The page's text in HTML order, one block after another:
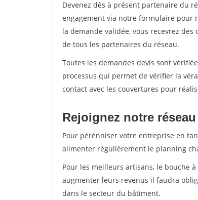
Devenez dès à présent partenaire du
engagement via notre formulaire pour
la demande validée, vous recevrez
de tous les partenaires du réseau.
Toutes les demandes devis sont
processus qui permet de vérifier la
contact avec les couvertures pour
Rejoignez notre
Pour pérénniser votre entreprise en
alimenter régulièrement le planning
Pour les meilleurs artisans, le bouche
augmenter leurs revenus il faudra
dans le secteur du bâtiment.